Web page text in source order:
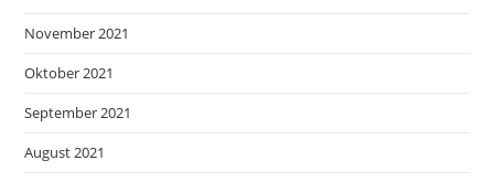
November 2021
Oktober 2021
September 2021
August 2021